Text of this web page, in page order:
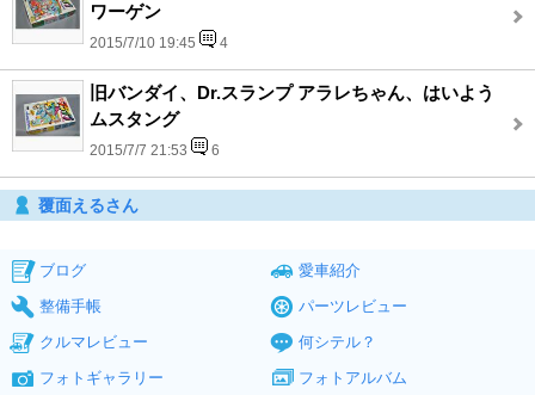
ワーゲン
2015/7/10 19:45 4
旧バンダイ、Dr.スランプ アラレちゃん、はいよう
ムスタング
2015/7/7 21:53 6
覆面えるさん
ブログ
愛車紹介
整備手帳
パーツレビュー
クルマレビュー
何シテル？
フォトギャラリー
フォトアルバム